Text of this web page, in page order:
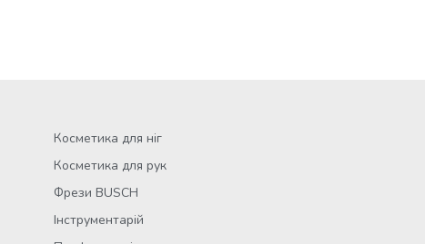
Косметика для ніг
Косметика для рук
Фрези BUSCH
Інструментарій